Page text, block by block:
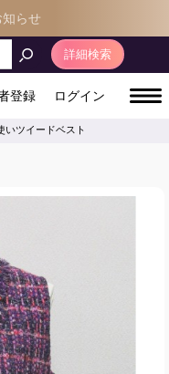
詳細検索
登録 ログイン
いツイードベスト